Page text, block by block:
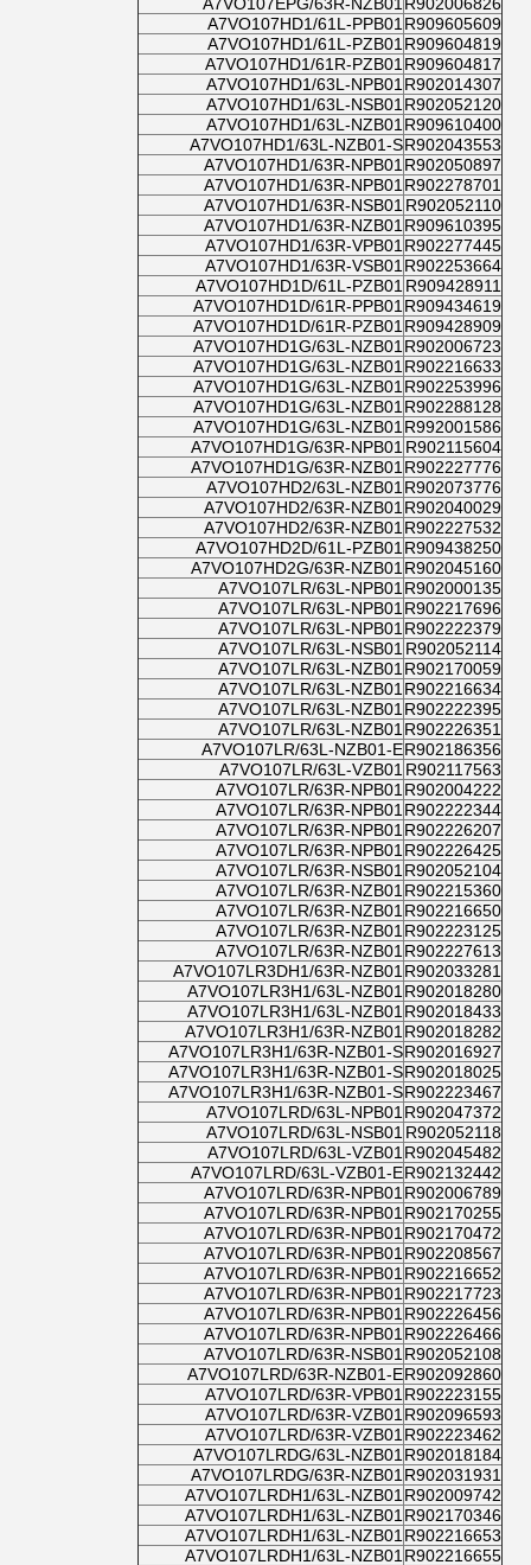
R909605609
A7VO107HD1/61L-PPB01
R909604819
A7VO107HD1/61L-PZB01
R909604817
A7VO107HD1/61R-PZB01
R902014307
A7VO107HD1/63L-NPB01
R902052120
A7VO107HD1/63L-NSB01
R909610400
A7VO107HD1/63L-NZB01
R902043553
A7VO107HD1/63L-NZB01-S
R902050897
A7VO107HD1/63R-NPB01
R902278701
A7VO107HD1/63R-NPB01
R902052110
A7VO107HD1/63R-NSB01
R909610395
A7VO107HD1/63R-NZB01
R902277445
A7VO107HD1/63R-VPB01
R902253664
A7VO107HD1/63R-VSB01
R909428911
A7VO107HD1D/61L-PZB01
R909434619
A7VO107HD1D/61R-PPB01
R909428909
A7VO107HD1D/61R-PZB01
R902006723
A7VO107HD1G/63L-NZB01
R902216633
A7VO107HD1G/63L-NZB01
R902253996
A7VO107HD1G/63L-NZB01
R902288128
A7VO107HD1G/63L-NZB01
R992001586
A7VO107HD1G/63L-NZB01
R902115604
A7VO107HD1G/63R-NPB01
R902227776
A7VO107HD1G/63R-NZB01
R902073776
A7VO107HD2/63L-NZB01
R902040029
A7VO107HD2/63R-NZB01
R902227532
A7VO107HD2/63R-NZB01
R909438250
A7VO107HD2D/61L-PZB01
R902045160
A7VO107HD2G/63R-NZB01
R902000135
A7VO107LR/63L-NPB01
R902217696
A7VO107LR/63L-NPB01
R902222379
A7VO107LR/63L-NPB01
R902052114
A7VO107LR/63L-NSB01
R902170059
A7VO107LR/63L-NZB01
R902216634
A7VO107LR/63L-NZB01
R902222395
A7VO107LR/63L-NZB01
R902226351
A7VO107LR/63L-NZB01
R902186356
A7VO107LR/63L-NZB01-E
R902117563
A7VO107LR/63L-VZB01
R902004222
A7VO107LR/63R-NPB01
R902222344
A7VO107LR/63R-NPB01
R902226207
A7VO107LR/63R-NPB01
R902226425
A7VO107LR/63R-NPB01
R902052104
A7VO107LR/63R-NSB01
R902215360
A7VO107LR/63R-NZB01
R902216650
A7VO107LR/63R-NZB01
R902223125
A7VO107LR/63R-NZB01
R902227613
A7VO107LR/63R-NZB01
R902033281
A7VO107LR3DH1/63R-NZB01
R902018280
A7VO107LR3H1/63L-NZB01
R902018433
A7VO107LR3H1/63L-NZB01
R902018282
A7VO107LR3H1/63R-NZB01
R902016927
A7VO107LR3H1/63R-NZB01-S
R902018025
A7VO107LR3H1/63R-NZB01-S
R902223467
A7VO107LR3H1/63R-NZB01-S
R902047372
A7VO107LRD/63L-NPB01
R902052118
A7VO107LRD/63L-NSB01
R902045482
A7VO107LRD/63L-VZB01
R902132442
A7VO107LRD/63L-VZB01-E
R902006789
A7VO107LRD/63R-NPB01
R902170255
A7VO107LRD/63R-NPB01
R902170472
A7VO107LRD/63R-NPB01
R902208567
A7VO107LRD/63R-NPB01
R902216652
A7VO107LRD/63R-NPB01
R902217723
A7VO107LRD/63R-NPB01
R902226456
A7VO107LRD/63R-NPB01
R902226466
A7VO107LRD/63R-NPB01
R902052108
A7VO107LRD/63R-NSB01
R902092860
A7VO107LRD/63R-NZB01-E
R902223155
A7VO107LRD/63R-VPB01
R902096593
A7VO107LRD/63R-VZB01
R902223462
A7VO107LRD/63R-VZB01
R902018184
A7VO107LRDG/63L-NZB01
R902031931
A7VO107LRDG/63R-NZB01
R902009742
A7VO107LRDH1/63L-NZB01
R902170346
A7VO107LRDH1/63L-NZB01
R902216653
A7VO107LRDH1/63L-NZB01
R902216655
A7VO107LRDH1/63L-NZB01